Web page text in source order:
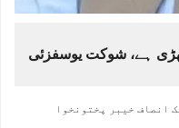
ہے، شوکت یوسفزئی
انصاف خیبر پختونخوا